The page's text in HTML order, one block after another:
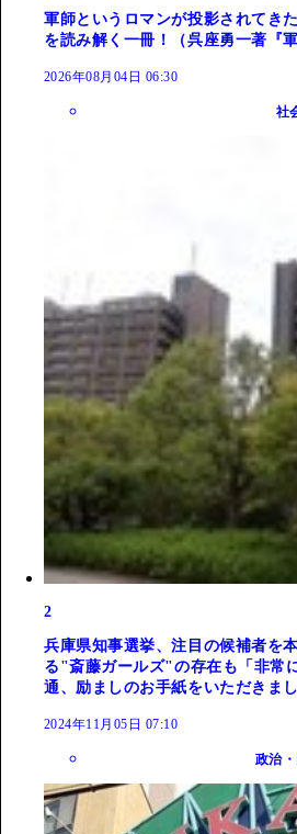
軍師というロマンが投影されてき
を読み解く一冊！（呉座勇一著『
2026年08月04日 06:30
社
2
兵庫県知事選挙、注目の候補者を
る"斎藤ガールズ"の存在も「非常
通、励ましのお手紙をいただきまし
2024年11月05日 07:10
政治